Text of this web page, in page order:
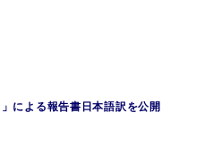
による報告書日本語訳を公開